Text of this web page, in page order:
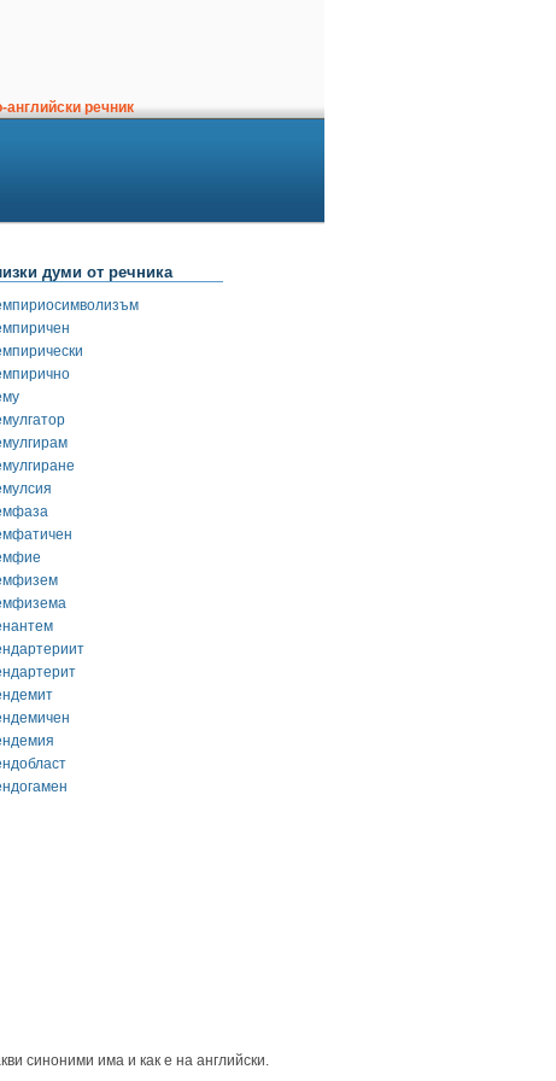
речник
думи от речника
синоними има и как е на английски.